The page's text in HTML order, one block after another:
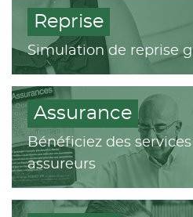
Reprise
Simulation de reprise
Assurance
Bénéficiez des
assureurs